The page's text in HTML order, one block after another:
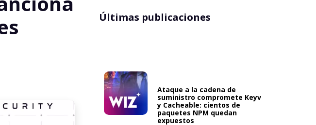
Últimas publicaciones
Ataque a la cadena de
suministro compromete Keyv
y Cacheable: cientos de
paquetes NPM quedan
expuestos